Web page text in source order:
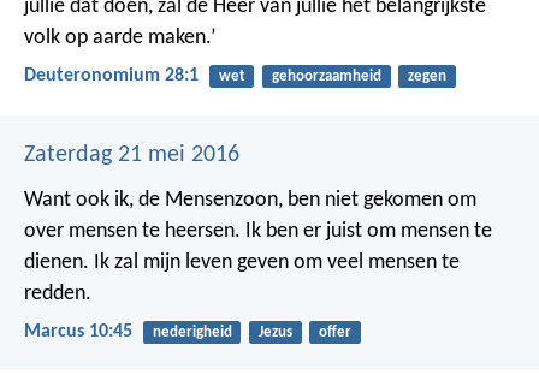
jullie dat doen, zal de Heer van jullie het belangrijkste
volk op aarde maken.’
Deuteronomium 28:1 wet gehoorzaamheid zegen
Zaterdag 21 mei 2016
Want ook ik, de Mensenzoon, ben niet gekomen om
over mensen te heersen. Ik ben er juist om mensen te
dienen. Ik zal mijn leven geven om veel mensen te
redden.
Marcus 10:45 nederigheid Jezus offer